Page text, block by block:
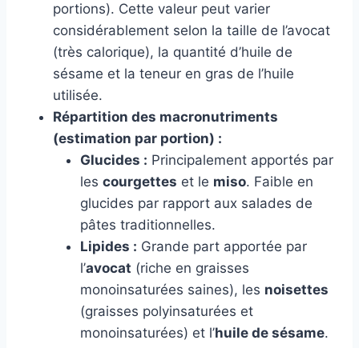
portions). Cette valeur peut varier
considérablement selon la taille de l’avocat
(très calorique), la quantité d’huile de
sésame et la teneur en gras de l’huile
utilisée.
Répartition des macronutriments
(estimation par portion) :
Glucides : Principalement apportés par
les courgettes et le miso. Faible en
glucides par rapport aux salades de
pâtes traditionnelles.
Lipides : Grande part apportée par
l’avocat (riche en graisses
monoinsaturées saines), les noisettes
(graisses polyinsaturées et
monoinsaturées) et l’huile de sésame.